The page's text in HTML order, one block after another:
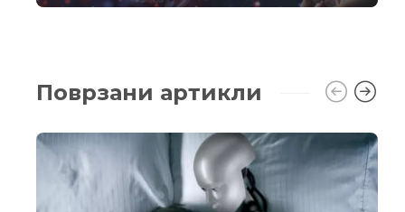
Поврзани артикли